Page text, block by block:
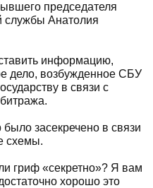
председателя
службы Анатолия
информацию,
дело, возбужденное СБУ
в связи с
засекречено в связи
схемы.
гриф «секретно»? Я вам
хорошо это